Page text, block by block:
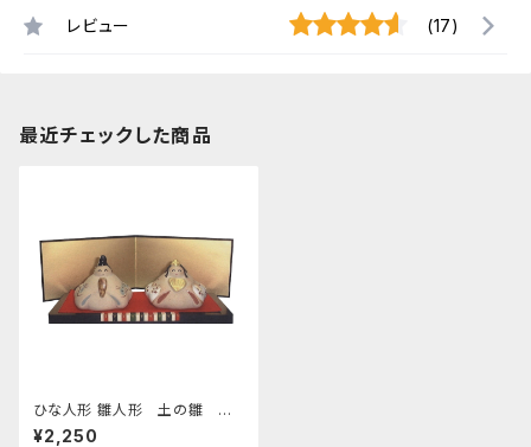
レビュー (17)
最近チェックした商品
ひな人形 雛人形 土の雛 四
日市萬古焼
¥2,250